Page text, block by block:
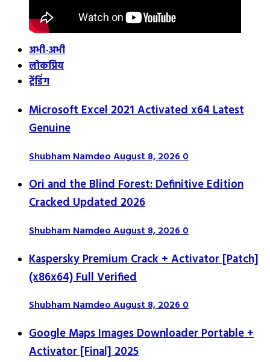
अभी-अभी
लोकप्रिय
ट्रेंडिंग
Microsoft Excel 2021 Activated x64 Latest
Genuine
Shubham NamdeoAugust 8, 20260
Ori and the Blind Forest: Definitive Edition
Cracked Updated 2026
Shubham NamdeoAugust 8, 20260
Kaspersky Premium Crack + Activator [Patch]
(x86x64) Full Verified
Shubham NamdeoAugust 8, 20260
Google Maps Images Downloader Portable +
Activator [Final] 2025